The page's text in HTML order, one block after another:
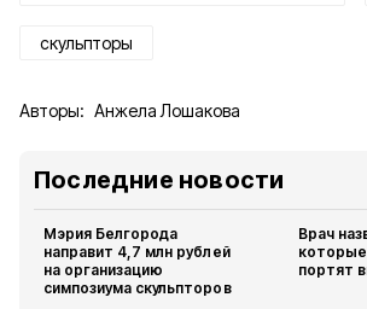
скульпторы
Авторы: Анжела Лошакова
Последние новости
Мэрия Белгорода
направит 4,7 млн рублей
на организацию
симпозиума скульпторов
Врач
которые
портят